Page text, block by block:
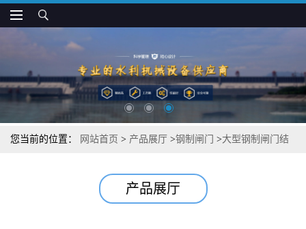
您当前的位置： 网站首页 > 产品展厅 >钢制闸门 >大型钢制闸门结
产品展厅